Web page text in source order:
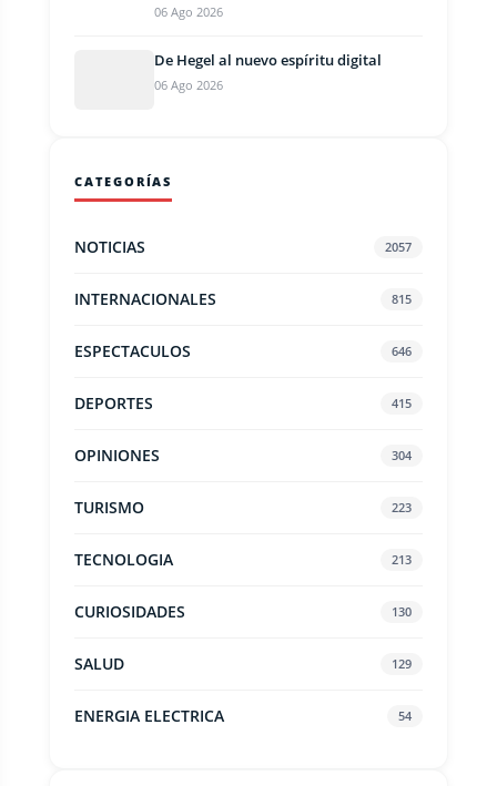
06 Ago 2026
De Hegel al nuevo espíritu digital
06 Ago 2026
CATEGORÍAS
NOTICIAS 2057
INTERNACIONALES 815
ESPECTACULOS 646
DEPORTES 415
OPINIONES 304
TURISMO 223
TECNOLOGIA 213
CURIOSIDADES 130
SALUD 129
ENERGIA ELECTRICA 54